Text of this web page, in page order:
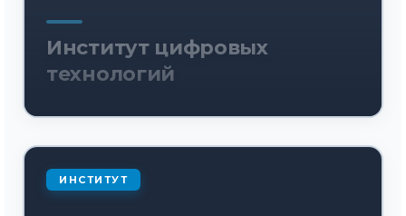
Институт цифровых
технологий
ИНСТИТУТ